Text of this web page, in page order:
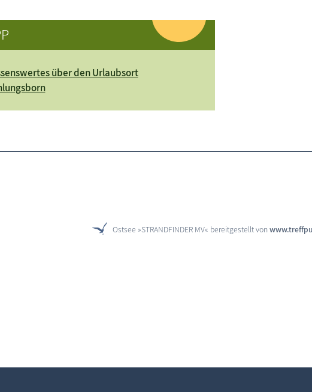
über den Urlaubsort
Ostsee »STRANDFINDER MV« bereitgestellt von